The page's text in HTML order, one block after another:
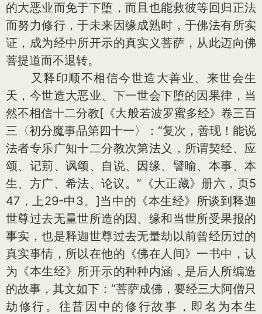
的大恶业而免于下堕，而且也能救彼等回归正法
而努力修行，于未来因缘成熟时，于佛法有所实
证，成为经中所开示的真实义菩萨，从此迈向佛
菩提道而不退转。
又释印顺不相信今世造大善业、来世会生
天，今世造大恶业、下一世会下堕的因果律，当
然不相信十二分教[《大般若波罗蜜多经》卷三百
三〈初分魔事品第四十一〉：“复次，善现！能说
法者专乐广知十二分教次第法义，所谓契经、应
颂、记莂、讽颂、自说、因缘、譬喻、本事、本
生、方广、希法、论议。”《大正藏》册六，页5
47，上29-中3。]当中的《本生经》所谈到释迦
世尊过去无量世所造的因、缘和当世所受果报的
事实，也是释迦世尊过去无量劫以前曾经历过的
真实事情，所以在他的《佛在人间》一书中，认
为《本生经》所开示的种种内涵，是后人所编造
的故事，其文如下：“菩萨成佛，要经三大阿僧只
劫修行。往昔因中的修行故事，即名为本生